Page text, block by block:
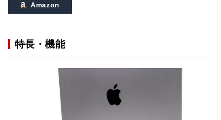
Amazon
特長・機能